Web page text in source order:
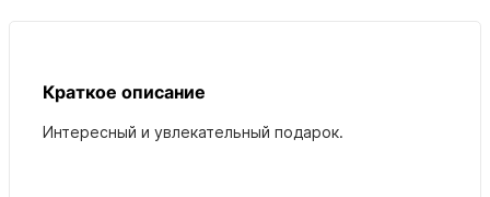
Краткое описание
Интересный и увлекательный подарок.